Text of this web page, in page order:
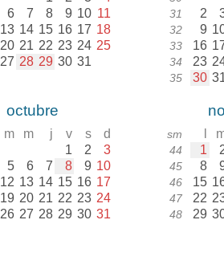
6 7 8 9 10 11
13 14 15 16 17 18
20 21 22 23 24 25
27 28 29 30 31
31 2
32 9
33 16
34 23
35 30
octubre
m m j v s d
1 2 3
5 6 7 8 9 10
12 13 14 15 16 17
19 20 21 22 23 24
26 27 28 29 30 31
sm
44 1
45 8
46 15
47 22
48 29